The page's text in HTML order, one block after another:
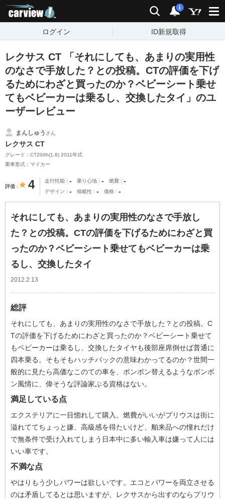
検索 通知
i
ログイン ID新規取得
レクサス CT 「それにしても、あまりの実用性
のなさで手放した？との投稿。CTの評価を下げ
るためにわざと買ったのか？ベビーシート乗せ
てもベビーカーは乗るし、交換したタイ」のユ
ーザーレビュー
まんしゅう さん
レクサス CT
グレード：CT200h(1.8) 2011年式
乗車形式：マイカー
評価 4 走行性能 - 乗り心地 - 燃費 -
デザイン - 積載性 - 価格 -
それにしても、あまりの実用性のなさで手放し
た？との投稿。CTの評価を下げるためにわざと買
ったのか？ベビーシート乗せてもベビーカーは乗
るし、交換したタイ
2012.2.13
総評
それにしても、あまりの実用性のなさで手放した？との投稿。C
Tの評価を下げるためにわざと買ったのか？ベビーシート乗せて
もベビーカーは乗るし、交換したタイヤも後部座席倒せば普通に
四本乗る。そもそもハッチバックの意味わかってるのか？世間一
般的に見たら高価なこのての車を、ポンポン替えるようなボンボ
ン風情に、偉そうな評論家ぶる資格はない。
満足している点
エクステリアに一目惚れして購入。燃費がいいがプリウスは街に
溢れててちょっと嫌、高級感を得たいけど、舶来品への憧れだけ
で無条件で受け入れてしまう日本中に多い輸入車は嫌って人には
いい車です。
不満な点
やはりもう少しパワーは欲しいです。エコとパワーを両立させる
のは矛盾してるとは思いますが、レクサスから出すのならプリウ